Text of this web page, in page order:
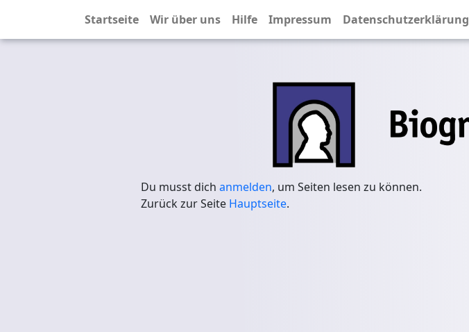
Startseite Wir über uns Hilfe Impressum Datenschutzerklärung
Du musst dich anmelden, um Seiten lesen zu können.
Zurück zur Seite Hauptseite.